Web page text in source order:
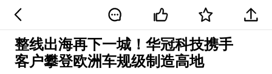
整线出海再下一城！华冠科技携手
客户攀登欧洲车规级制造高地